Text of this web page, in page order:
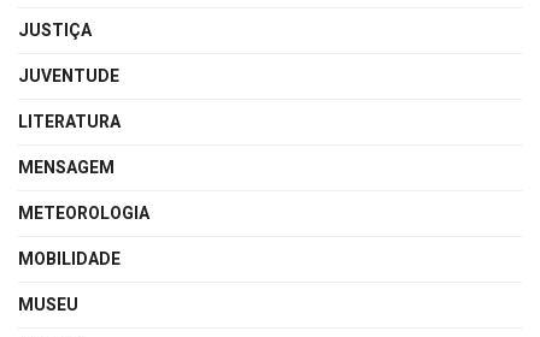
JUSTIÇA
JUVENTUDE
LITERATURA
MENSAGEM
METEOROLOGIA
MOBILIDADE
MUSEU